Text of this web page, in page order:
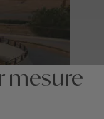
mesure